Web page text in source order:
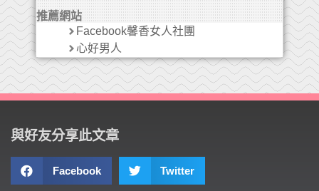
推薦網站
Facebook馨香女人社團
心好男人
與好友分享此文章
Facebook Twitter